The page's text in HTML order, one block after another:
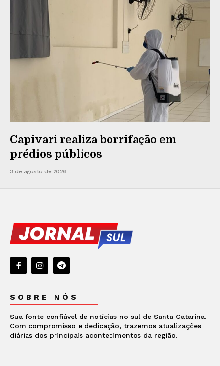
Capivari realiza borrifação em
prédios públicos
3 de agosto de 2026
SOBRE NÓS
Sua fonte confiável de notícias no sul de Santa Catarina.
Com compromisso e dedicação, trazemos atualizações
diárias dos principais acontecimentos da região.